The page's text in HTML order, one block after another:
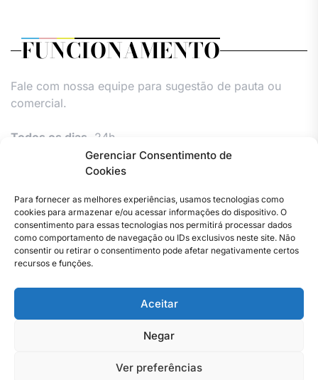
Gerenciar Consentimento de
Cookies
Para fornecer as melhores experiências, usamos tecnologias como
cookies para armazenar e/ou acessar informações do dispositivo. O
consentimento para essas tecnologias nos permitirá processar dados
como comportamento de navegação ou IDs exclusivos neste site. Não
consentir ou retirar o consentimento pode afetar negativamente certos
recursos e funções.
Aceitar
Negar
Ver preferências
FUNCIONAMENTO
Fale com nossa equipe para sugestão de pauta ou
comercial.
Todos os dias, 24h.
Facebook
Instagram
TwitterYoutube
contato
Privacidade
–
Jornal
de
Janeiro
cookiescookiescookies
Copyright © 2023 . Todos os direitos reservados. Webmaster
By Total Pro Designer.